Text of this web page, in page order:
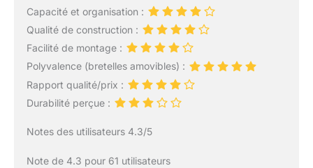
Capacité et organisation :
Qualité de construction :
Facilité de montage :
Polyvalence (bretelles amovibles) :
Rapport qualité/prix :
Durabilité perçue :
Notes des utilisateurs 4.3/5
Note de 4.3 pour 61 utilisateurs